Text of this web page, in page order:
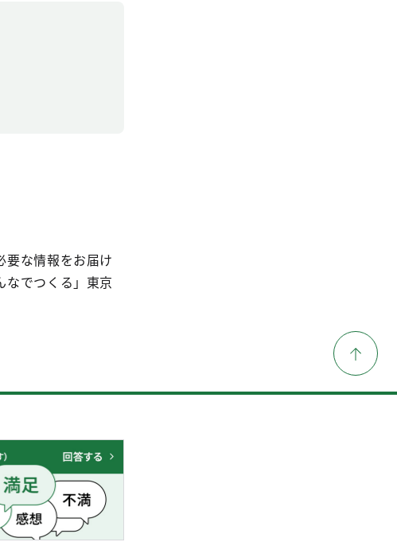
要な情報をお届け
なでつくる」東京